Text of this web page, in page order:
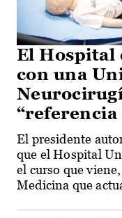
El Hospital
con una
“referencia
El presidente
que el Hospital
el curso que
Medicina que